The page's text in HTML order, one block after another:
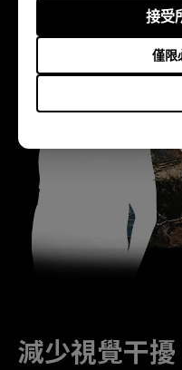
僅
接受
境模式，你可以由螢幕
減少視覺干擾